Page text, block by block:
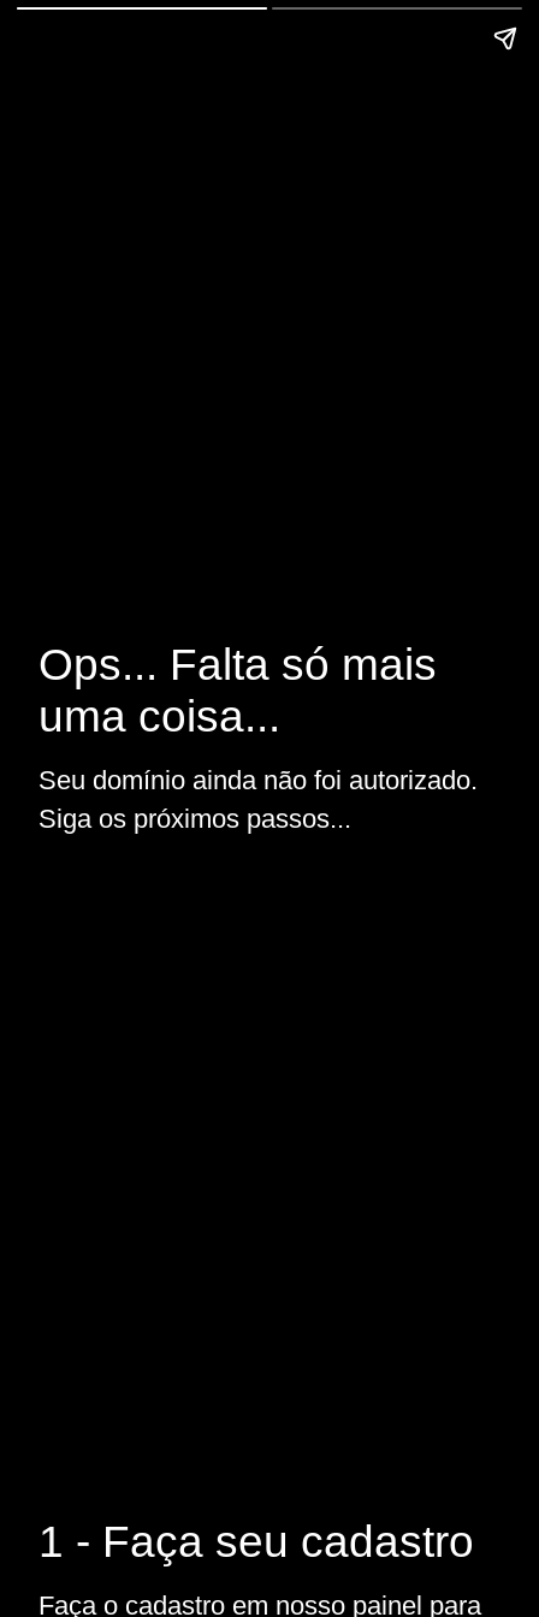
Ops... Falta só mais
uma coisa...
Seu domínio ainda não foi autorizado.
Siga os próximos passos...
1 - Faça seu cadastro
Faça o cadastro em nosso painel para